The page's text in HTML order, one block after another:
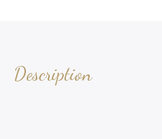
Description